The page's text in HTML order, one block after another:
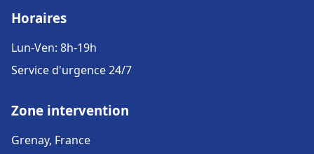
Horaires
Lun-Ven: 8h-19h
Service d'urgence 24/7
Zone intervention
Grenay, France